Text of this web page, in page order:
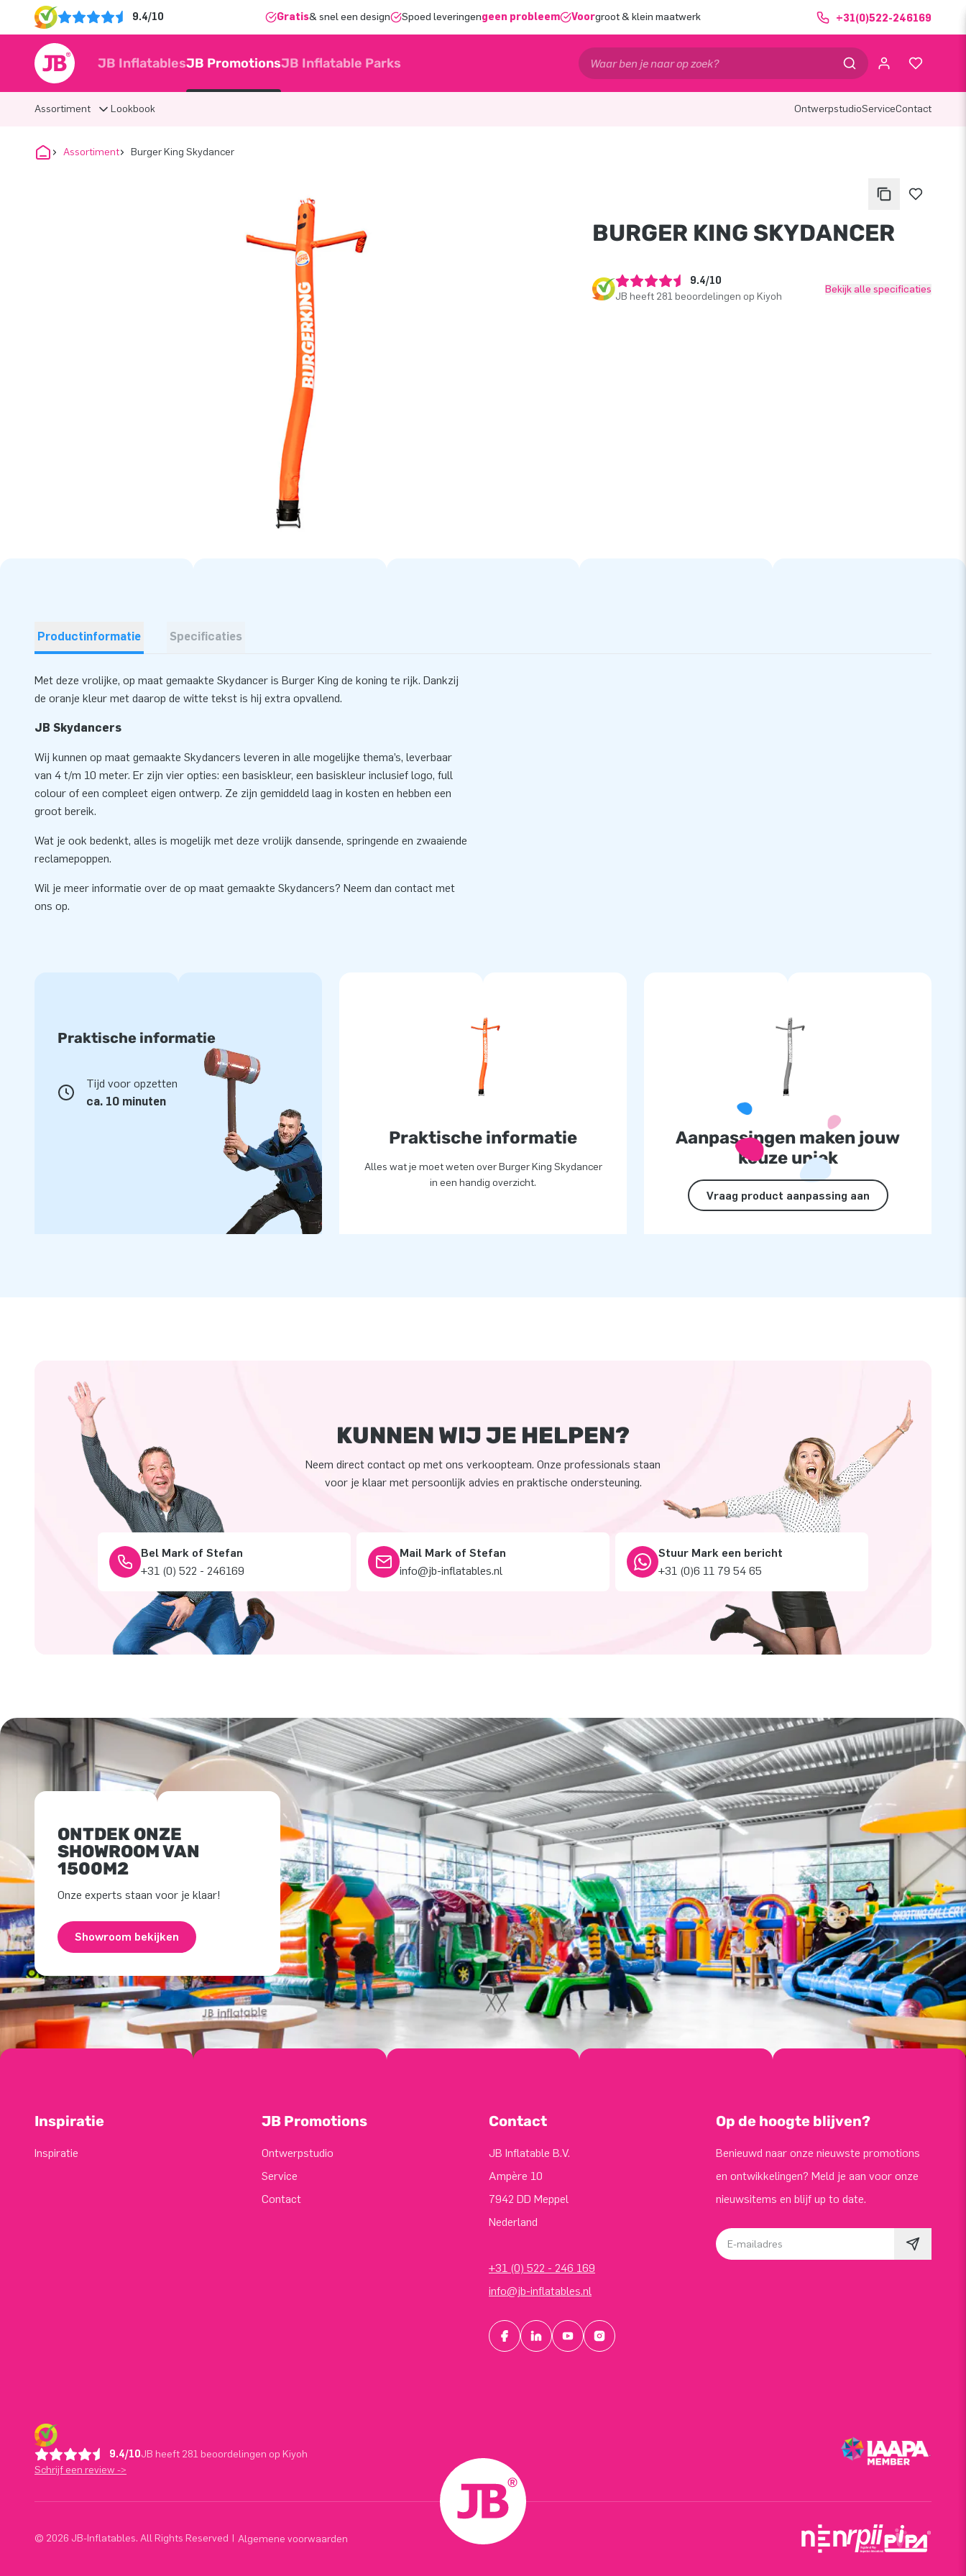
9.4/10 Gratis& snel een design Spoed leveringengeen probleem Voorgroot & klein maatwerk +31(0)522-246169
JB InflatablesJB PromotionsJB Inflatable Parks
Assortiment Lookbook OntwerpstudioServiceContact
Assortiment Burger King Skydancer
BURGER KING SKYDANCER
9.4/10
JB heeft 281 beoordelingen op Kiyoh
Bekijk alle specificaties
Productinformatie Specificaties
Met deze vrolijke, op maat gemaakte Skydancer is Burger King de koning te rijk. Dankzij
de oranje kleur met daarop de witte tekst is hij extra opvallend.
JB Skydancers
Wij kunnen op maat gemaakte Skydancers leveren in alle mogelijke thema’s, leverbaar
van 4 t/m 10 meter. Er zijn vier opties: een basiskleur, een basiskleur inclusief logo, full
colour of een compleet eigen ontwerp. Ze zijn gemiddeld laag in kosten en hebben een
groot bereik.
Wat je ook bedenkt, alles is mogelijk met deze vrolijk dansende, springende en zwaaiende
reclamepoppen.
Wil je meer informatie over de op maat gemaakte Skydancers? Neem dan contact met
ons op.
Praktische informatie
Tijd voor opzetten
ca. 10 minuten
Praktische informatie
Alles wat je moet weten over Burger King Skydancer
in een handig overzicht.
Aanpassingen maken jouw
keuze uniek
Vraag product aanpassing aan
KUNNEN WIJ JE HELPEN?
Neem direct contact op met ons verkoopteam. Onze professionals staan
voor je klaar met persoonlijk advies en praktische ondersteuning.
Bel Mark of Stefan
+31 (0) 522 - 246169
Mail Mark of Stefan
info@jb-inflatables.nl
Stuur Mark een bericht
+31 (0)6 11 79 54 65
ONTDEK ONZE
SHOWROOM VAN
1500M2
Onze experts staan voor je klaar!
Showroom bekijken
Inspiratie
Inspiratie
JB Promotions
Ontwerpstudio
Service
Contact
Contact
JB Inflatable B.V.
Ampère 10
7942 DD Meppel
Nederland
+31 (0) 522 - 246 169
info@jb-inflatables.nl
Op de hoogte blijven?
Benieuwd naar onze nieuwste promotions
en ontwikkelingen? Meld je aan voor onze
nieuwsitems en blijf up to date.
E-mailadres
9.4/10JB heeft 281 beoordelingen op Kiyoh
Schrijf een review ->
© 2026 JB-Inflatables. All Rights Reserved | Algemene voorwaarden